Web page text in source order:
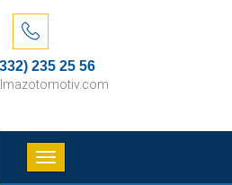
235 25 56